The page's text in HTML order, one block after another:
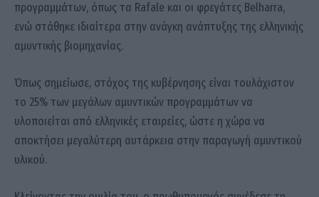
προγραμμάτων, όπως τα Rafale και οι φρεγάτες Belharra,
ενώ στάθηκε ιδιαίτερα στην ανάγκη ανάπτυξης της ελληνικής
αμυντικής βιομηχανίας.
Όπως σημείωσε, στόχος της κυβέρνησης είναι τουλάχιστον
το 25% των μεγάλων αμυντικών προγραμμάτων να
υλοποιείται από ελληνικές εταιρείες, ώστε η χώρα να
αποκτήσει μεγαλύτερη αυτάρκεια στην παραγωγή αμυντικού
υλικού.